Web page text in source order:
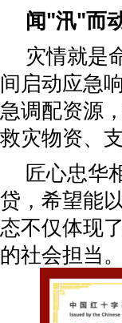
闻"汛"而
灾情就是
间启动应急
急调配资源
救灾物资、
匠心忠华
贷，希望能
态不仅体现
的社会担当。